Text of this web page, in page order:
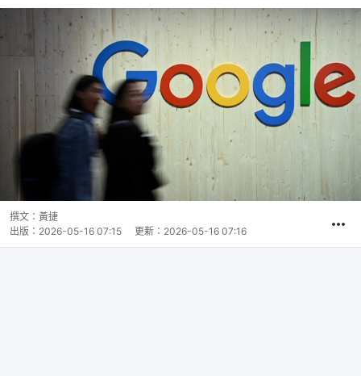
撰文： 黃捷
出版： 2026-05-16 07:15 更新： 2026-05-16 07:16